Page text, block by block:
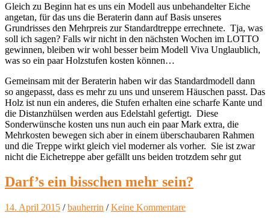
Gleich zu Beginn hat es uns ein Modell aus unbehandelter Eiche
angetan, für das uns die Beraterin dann auf Basis unseres
Grundrisses den Mehrpreis zur Standardtreppe errechnete. Tja, was
soll ich sagen? Falls wir nicht in den nächsten Wochen im LOTTO
gewinnen, bleiben wir wohl besser beim Modell Viva Unglaublich,
was so ein paar Holzstufen kosten können…
Gemeinsam mit der Beraterin haben wir das Standardmodell dann
so angepasst, dass es mehr zu uns und unserem Häuschen passt. Das
Holz ist nun ein anderes, die Stufen erhalten eine scharfe Kante und
die Distanzhülsen werden aus Edelstahl gefertigt. Diese
Sonderwünsche kosten uns nun auch ein paar Mark extra, die
Mehrkosten bewegen sich aber in einem überschaubaren Rahmen
und die Treppe wirkt gleich viel moderner als vorher. Sie ist zwar
nicht die Eichetreppe aber gefällt uns beiden trotzdem sehr gut
Darf’s ein bisschen mehr sein?
14. April 2015 /bauherrin /Keine Kommentare